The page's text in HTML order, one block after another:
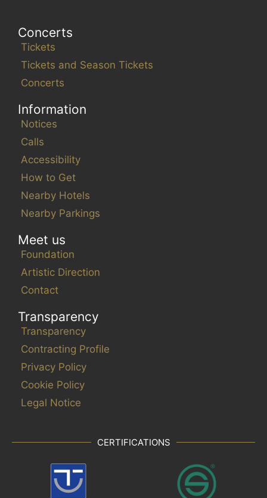
Concerts
Tickets
Tickets and Season Tickets
Concerts
Information
Notices
Calls
Accessibility
How to Get
Nearby Hotels
Nearby Parkings
Meet us
Foundation
Artistic Direction
Contact
Transparency
Transparency
Contracting Profile
Privacy Policy
Cookie Policy
Legal Notice
CERTIFICATIONS